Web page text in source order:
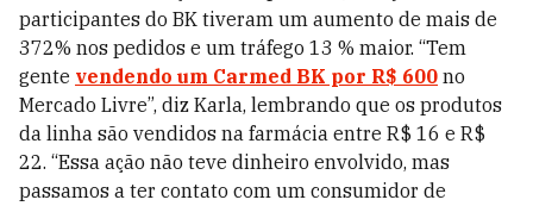
participantes do BK tiveram um aumento de mais de
372% nos pedidos e um tráfego 13 % maior. “Tem
gente vendendo um Carmed BK por R$ 600 no
Mercado Livre”, diz Karla, lembrando que os produtos
da linha são vendidos na farmácia entre R$ 16 e R$
22. “Essa ação não teve dinheiro envolvido, mas
passamos a ter contato com um consumidor de